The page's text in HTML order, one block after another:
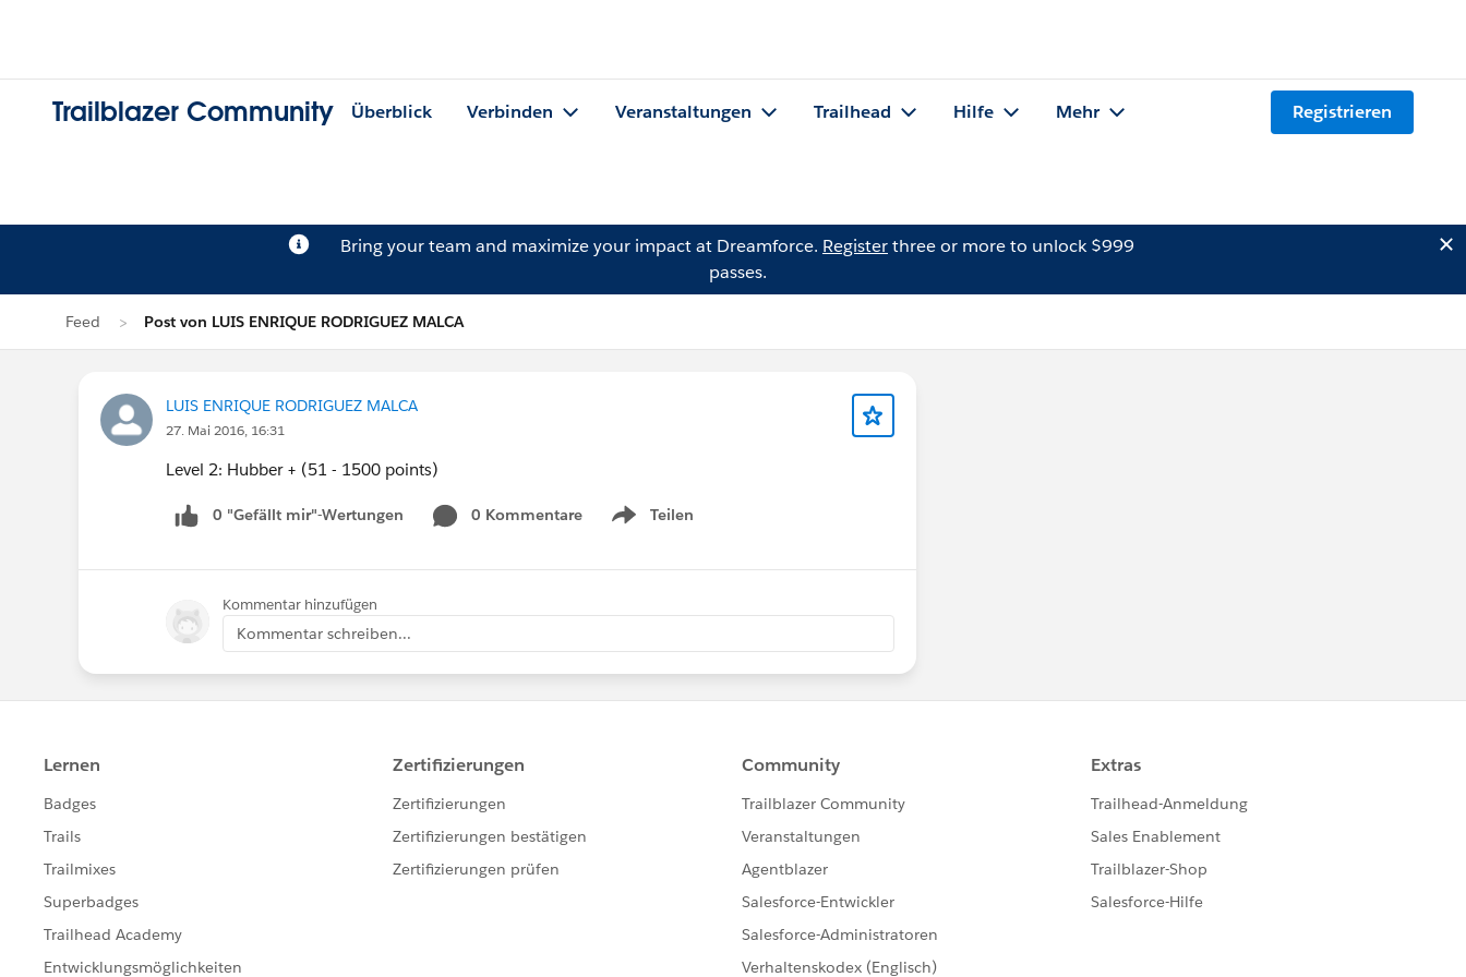
Trailblazer Community Überblick Verbinden Veranstaltungen Trailhead Hilfe Mehr Registrieren
Bring your team and maximize your impact at Dreamforce. Registerthree or more to unlock $999
passes.
Feed Post von LUIS ENRIQUE RODRIGUEZ MALCA
LUIS ENRIQUE RODRIGUEZ MALCA
27. Mai 2016, 16:31
Level 2: Hubber + (51 - 1500 points)
0 "Gefällt mir"-Wertungen 0 Kommentare Teilen
Show menu
Kommentar hinzufügen
Kommentar schreiben...